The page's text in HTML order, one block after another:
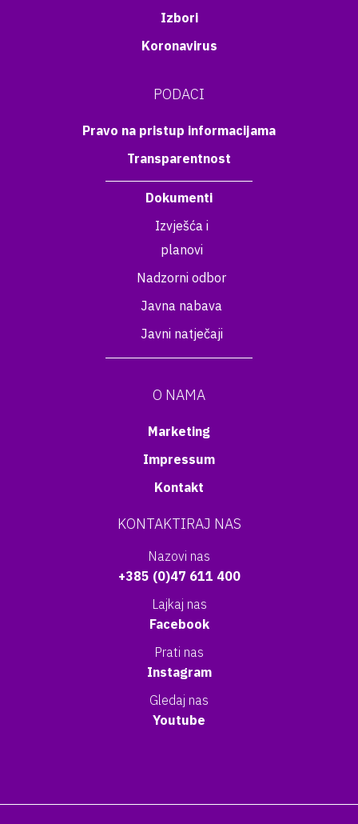
Izbori
Koronavirus
PODACI
Pravo na pristup informacijama
Transparentnost
Dokumenti
Izvješća i
planovi
Nadzorni odbor
Javna nabava
Javni natječaji
O NAMA
Marketing
Impressum
Kontakt
KONTAKTIRAJ NAS
Nazovi nas
+385 (0)47 611 400
Lajkaj nas
Facebook
Prati nas
Instagram
Gledaj nas
Youtube